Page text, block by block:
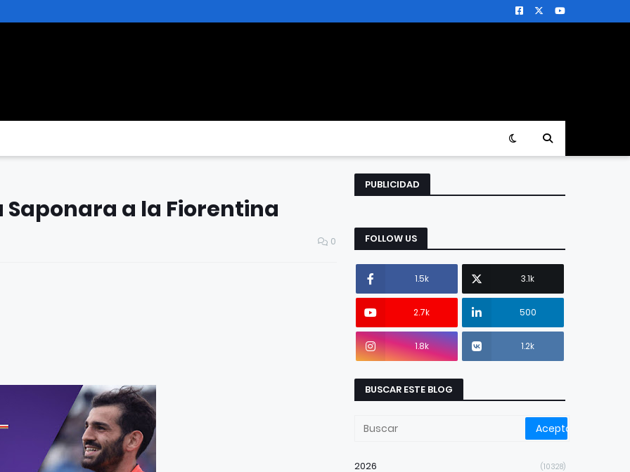
Saponara a la Fiorentina
0
PUBLICIDAD
FOLLOW US
1.5k 3.1k
2.7k 500
1.8k 1.2k
BUSCAR ESTE BLOG
2026 (10328)